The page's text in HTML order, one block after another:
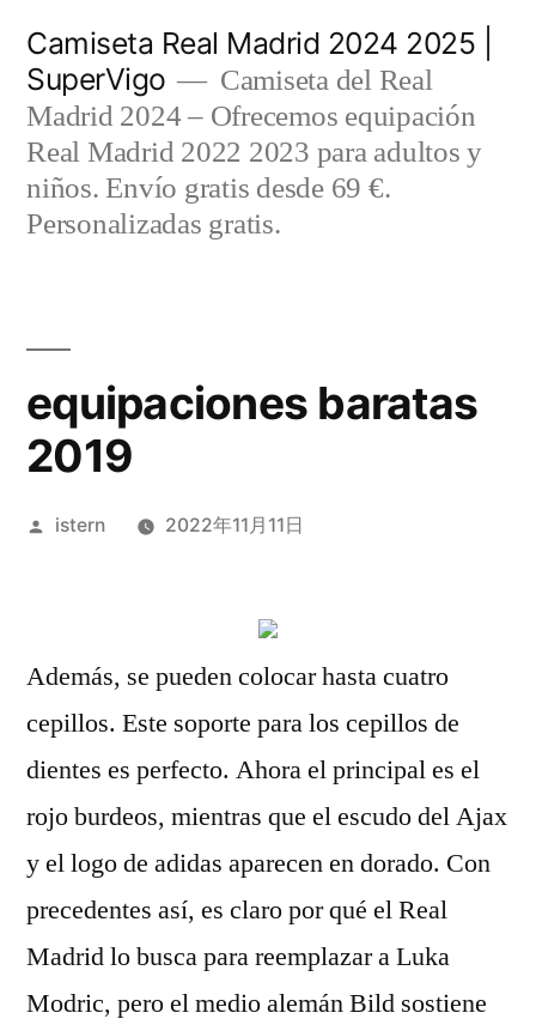
contenido
Camiseta Real Madrid 2024 2025 |
SuperVigo
Camiseta del Real
Madrid 2024 – Ofrecemos equipación
Real Madrid 2022 2023 para adultos y
niños. Envío gratis desde 69 €.
Personalizadas gratis.
equipaciones baratas
2019
Publicado
istern 2022年11月11日
Además, se pueden colocar hasta cuatro
cepillos. Este soporte para los cepillos de
dientes es perfecto. Ahora el principal es el
rojo burdeos, mientras que el escudo del Ajax
y el logo de adidas aparecen en dorado. Con
precedentes así, es claro por qué el Real
Madrid lo busca para reemplazar a Luka
Modric, pero el medio alemán Bild sostiene